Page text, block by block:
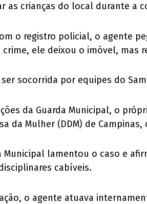
as crianças do local durante a
o registro policial, o agente
crime, ele deixou o imóvel, mas
socorrida por equipes do
da Guarda Municipal, o
da Mulher (DDM) de
Municipal lamentou o caso e
cabíveis.
o agente atuava